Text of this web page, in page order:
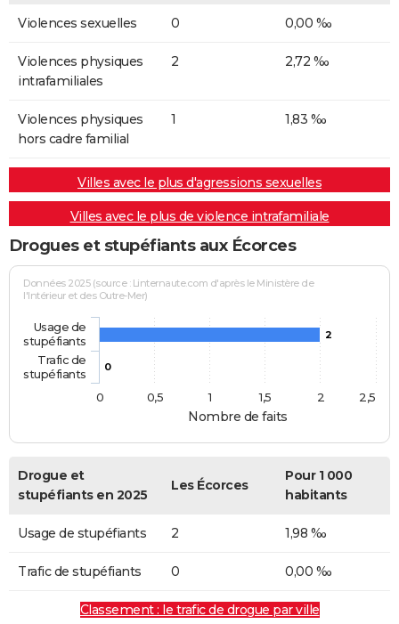
Violences sexuelles 0 0,00 ‰
Violences physiques
intrafamiliales
2 2,72 ‰
Violences physiques
hors cadre familial
1 1,83 ‰
Villes avec le plus d'agressions sexuelles
Villes avec le plus de violence intrafamiliale
Drogues et stupéfiants aux Écorces
Nombre de faits
Données 2025 (source : Linternaute.com d'après le Ministère de
l'Intérieur et des Outre-Mer)
2
0
Usage de
stupéfiants
Trafic de
stupéfiants
0
0,5 1 1,5 2 2,5
Drogue et
stupéfiants en 2025
Les Écorces
Pour 1 000
habitants
Usage de stupéfiants 2 1,98 ‰
Trafic de stupéfiants 0 0,00 ‰
Classement : le trafic de drogue par ville